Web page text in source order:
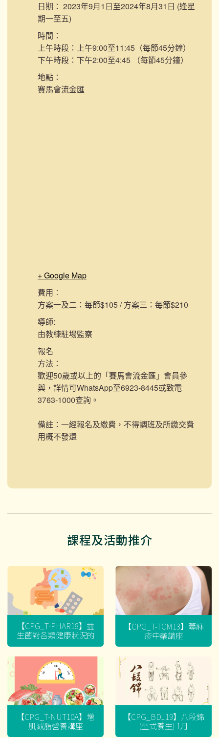
日期： 2023年9月1日至2024年8月31日 (逢星
期一至五)
時間：
上午時段：上午9:00至11:45（每節45分鐘）
下午時段：下午2:00至4:45 （每節45分鐘）
地點：
賽馬會流金匯
+ Google Map
費用︰
方案一及二：每節$105 / 方案三：每節$210
導師:
由教練駐場監察
報名
方法：
歡迎50歲或以上的「賽馬會流金匯」會員參
與，詳情可WhatsApp至6923-8445或致電
3763-1000查詢。
備註：一經報名及繳費，不得調班及所繳交費
用概不發還
課程及活動推介
【CPG_T-PHAR18】益
生菌對各類健康狀況的
迷思
【CPG_T-TCM13】蕁麻
疹中藥講座
【CPG_T-NUT10A】增
肌減脂營養講座
【CPG_BDJ19】八段錦
(坐式養生) 1月